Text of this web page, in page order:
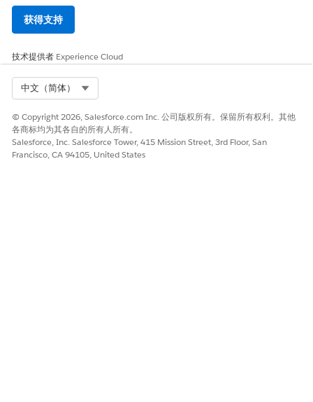
获得支持
技术提供者 Experience Cloud
中文（简体）
© Copyright 2026, Salesforce.com Inc. 公司版权所有。保留所有权利。其他
各商标均为其各自的所有人所有。
Salesforce, Inc. Salesforce Tower, 415 Mission Street, 3rd Floor, San
Francisco, CA 94105, United States